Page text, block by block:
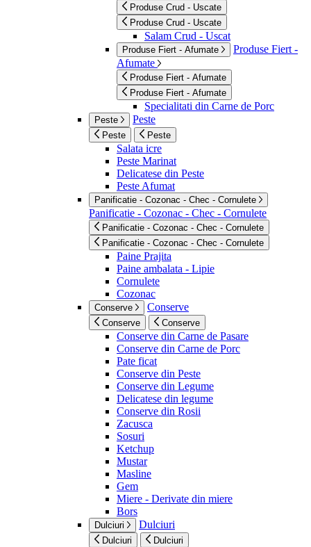
Produse Crud - Uscate
Produse Crud - Uscate
Salam Crud - Uscat
Produse Fiert - Afumate
Produse Fiert -
Afumate
Produse Fiert - Afumate
Produse Fiert - Afumate
Specialitati din Carne de Porc
Peste Peste
Peste Peste
Salata icre
Peste Marinat
Delicatese din Peste
Peste Afumat
Panificatie - Cozonac - Chec - Cornulete
Panificatie - Cozonac - Chec - Cornulete
Panificatie - Cozonac - Chec - Cornulete
Panificatie - Cozonac - Chec - Cornulete
Paine Prajita
Paine ambalata - Lipie
Cornulete
Cozonac
Conserve Conserve
Conserve Conserve
Conserve din Carne de Pasare
Conserve din Carne de Porc
Pate ficat
Conserve din Peste
Conserve din Legume
Delicatese din legume
Conserve din Rosii
Zacusca
Sosuri
Ketchup
Mustar
Masline
Gem
Miere - Derivate din miere
Bors
Dulciuri Dulciuri
Dulciuri Dulciuri